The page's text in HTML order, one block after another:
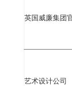
英国威廉集团
艺术设计公司